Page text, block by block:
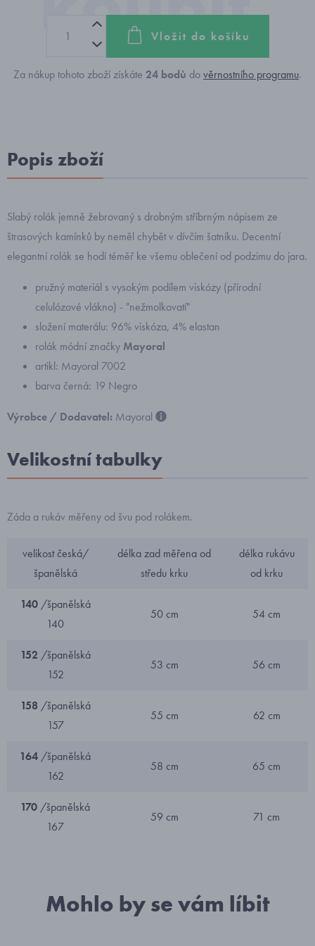
Vložit do košíku
Za nákup tohoto zboží získáte 24 bodů dověrnostního programu.
Popis zboží
Slabý rolák jemně žebrovaný s drobným stříbrným nápisem ze
štrasových kamínků by neměl chybět v dívčím šatníku. Decentní
elegantní rolák se hodí téměř ke všemu oblečení od podzimu do jara.
pružný materiál s vysokým podílem viskózy (přírodní
celulózové vlákno) - "nežmolkovatí"
složení materálu: 96% viskóza, 4% elastan
rolák módní značky Mayoral
artikl: Mayoral 7002
barva černá: 19 Negro
Výrobce / Dodavatel: Mayoral
Velikostní tabulky
Záda a rukáv měřeny od švu pod rolákem.
velikost česká/
španělská
délka zad měřena od
středu krku
délka rukávu
od krku
140/španělská
140
50 cm 54 cm
152 /španělská
152
53 cm 56 cm
158 /španělská
157
55 cm 62 cm
164 /španělská
162
58 cm 65 cm
170 /španělská
167
59 cm 71 cm
Mohlo by se vám líbit